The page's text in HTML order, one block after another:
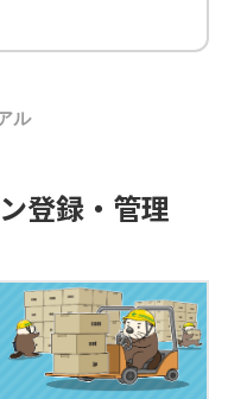
ル
登録・管理